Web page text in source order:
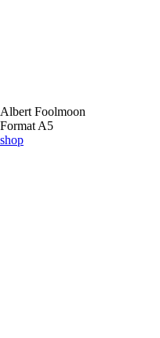
Foolmoon
A5